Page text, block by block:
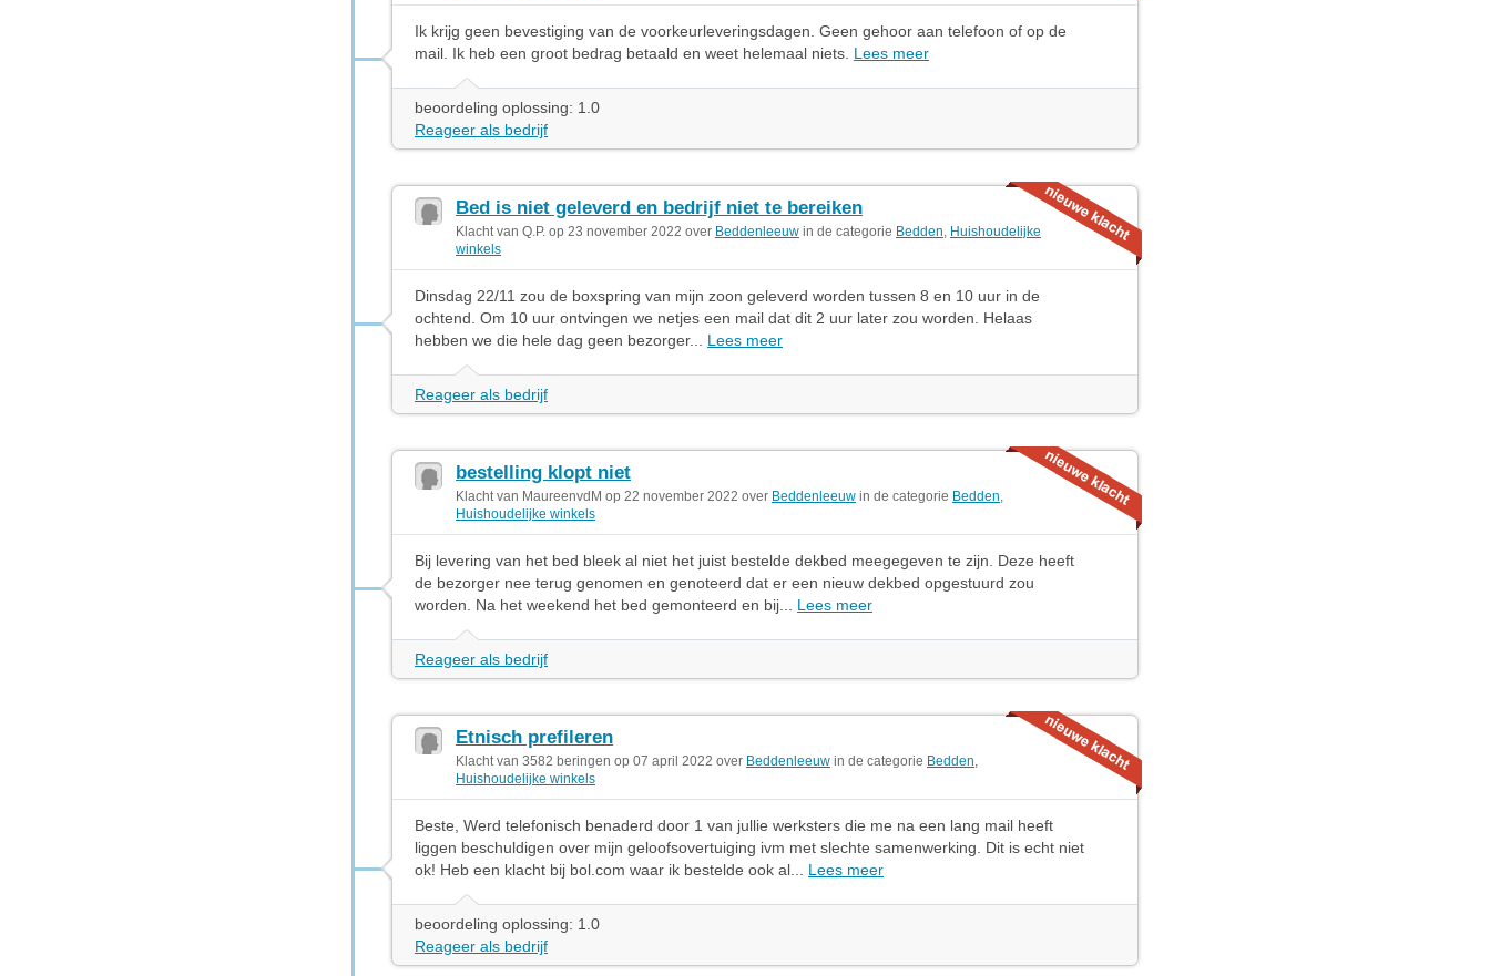
Ik krijg geen bevestiging van de voorkeurleveringsdagen. Geen gehoor aan telefoon of op de
mail. Ik heb een groot bedrag betaald en weet helemaal niets. Lees meer
beoordeling oplossing: 1.0
Reageer als bedrijf
Bed is niet geleverd en bedrijf niet te bereiken
Klacht van Q.P. op 23 november 2022 over Beddenleeuw in de categorie Bedden, Huishoudelijke
winkels
Dinsdag 22/11 zou de boxspring van mijn zoon geleverd worden tussen 8 en 10 uur in de
ochtend. Om 10 uur ontvingen we netjes een mail dat dit 2 uur later zou worden. Helaas
hebben we die hele dag geen bezorger... Lees meer
Reageer als bedrijf
bestelling klopt niet
Klacht van MaureenvdM op 22 november 2022 over Beddenleeuw in de categorie Bedden,
Huishoudelijke winkels
Bij levering van het bed bleek al niet het juist bestelde dekbed meegegeven te zijn. Deze heeft
de bezorger nee terug genomen en genoteerd dat er een nieuw dekbed opgestuurd zou
worden. Na het weekend het bed gemonteerd en bij... Lees meer
Reageer als bedrijf
Etnisch prefileren
Klacht van 3582 beringen op 07 april 2022 over Beddenleeuw in de categorie Bedden,
Huishoudelijke winkels
Beste, Werd telefonisch benaderd door 1 van jullie werksters die me na een lang mail heeft
liggen beschuldigen over mijn geloofsovertuiging ivm met slechte samenwerking. Dit is echt niet
ok! Heb een klacht bij bol.com waar ik bestelde ook al... Lees meer
beoordeling oplossing: 1.0
Reageer als bedrijf